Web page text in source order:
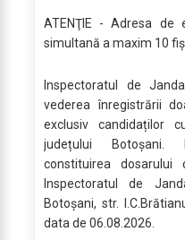
ATENŢIE - Adresa de
simultană a maxim 10
Inspectoratul de
vederea înregistrării
exclusiv candidaților
județului Botoșani.
constituirea
Inspectoratul de
Botoşani, str.
data de 06.08.2026.